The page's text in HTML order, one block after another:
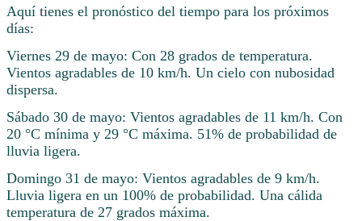
Aquí tienes el pronóstico del tiempo para los próximos
días:
Viernes 29 de mayo: Con 28 grados de temperatura.
Vientos agradables de 10 km/h. Un cielo con nubosidad
dispersa.
Sábado 30 de mayo: Vientos agradables de 11 km/h. Con
20 °C mínima y 29 °C máxima. 51% de probabilidad de
lluvia ligera.
Domingo 31 de mayo: Vientos agradables de 9 km/h.
Lluvia ligera en un 100% de probabilidad. Una cálida
temperatura de 27 grados máxima.